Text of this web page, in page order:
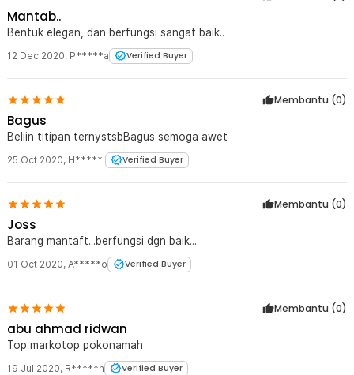
Mantab..
Bentuk elegan, dan berfungsi sangat baik..
12 Dec 2020, P*****a Verified Buyer
Membantu (0)
Bagus
Beliin titipan ternystsbBagus semoga awet
25 Oct 2020, H*****i Verified Buyer
Membantu (0)
Joss
Barang mantaft...berfungsi dgn baik...
01 Oct 2020, A*****o Verified Buyer
Membantu (0)
abu ahmad ridwan
Top markotop pokonamah
19 Jul 2020, R*****n Verified Buyer